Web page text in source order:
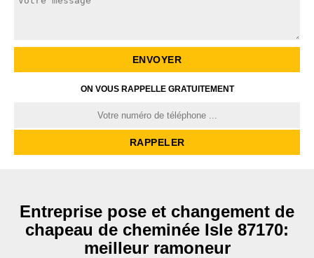
ON VOUS RAPPELLE GRATUITEMENT
Entreprise pose et changement de
chapeau de cheminée Isle 87170:
meilleur ramoneur